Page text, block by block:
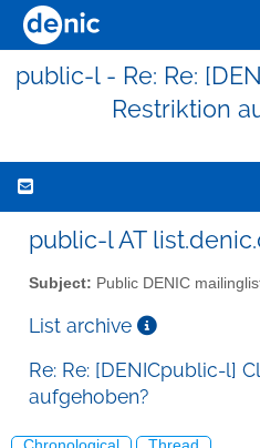
public-l - Re: Re:
Restriktion
public-l AT
Subject: Public DENIC
List archive
Re: Re: [DENICpublic-l]
aufgehoben?